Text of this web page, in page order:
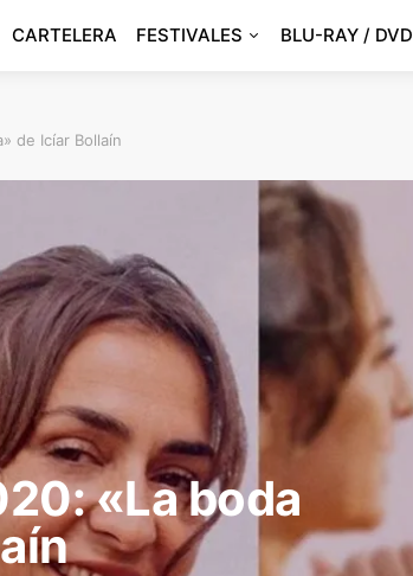
CARTELERA FESTIVALES BLU-RAY / DVD
de Icíar Bollaín
«La boda